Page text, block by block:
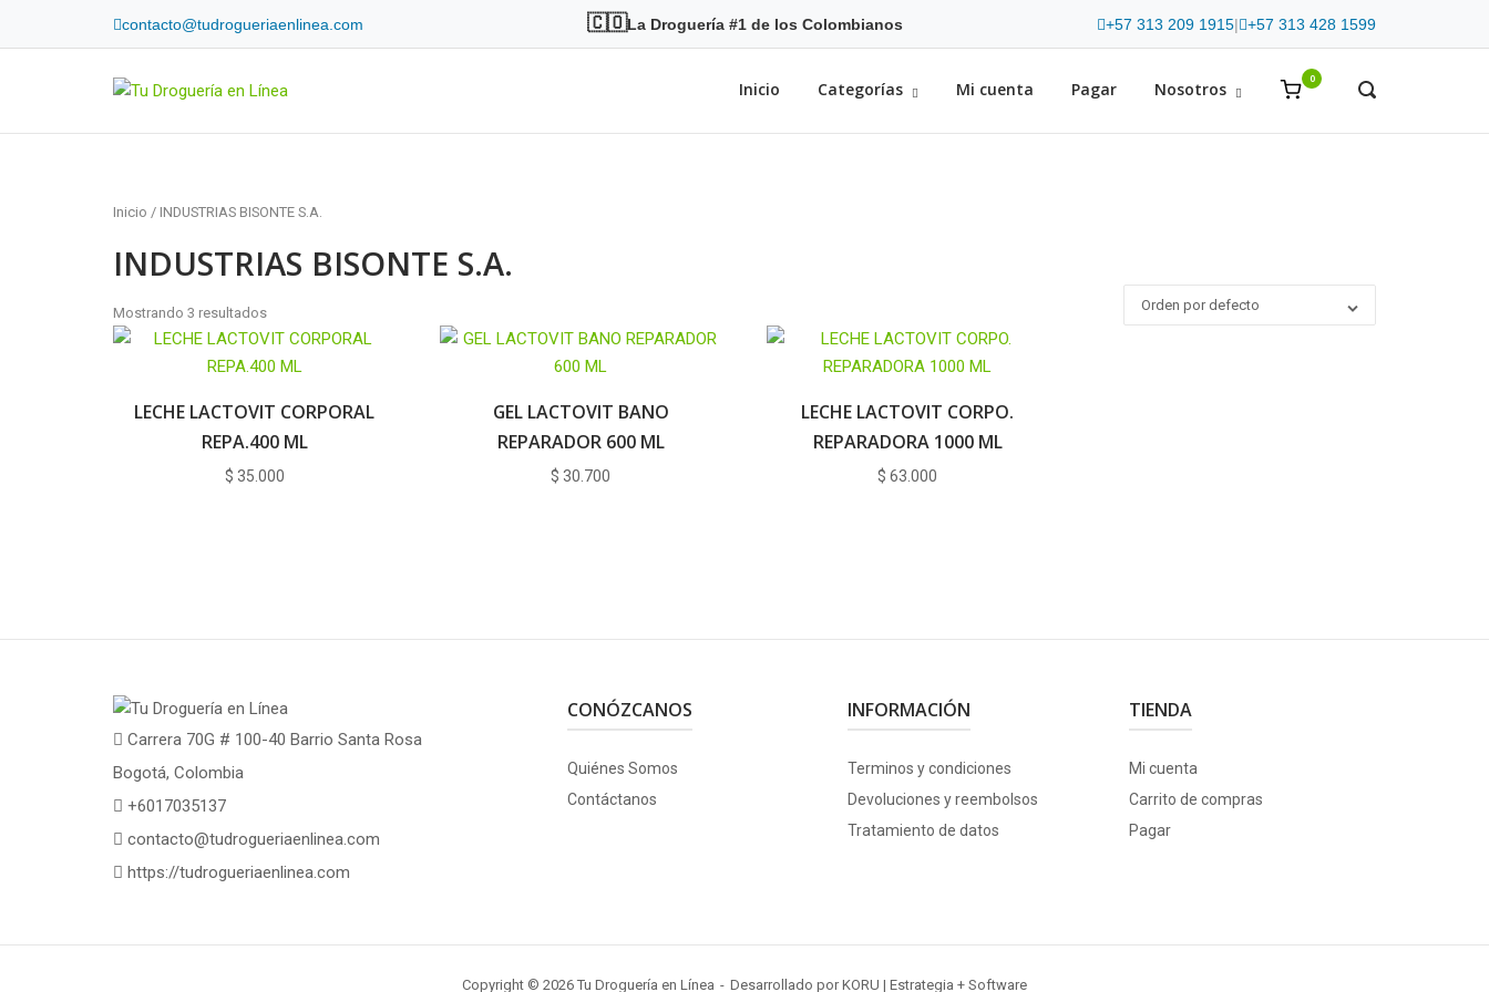
contacto@tudrogueriaenlinea.com 🇨🇴La Droguería #1 de los Colombianos +57 313 209 1915| +57 313 428 1599
Home Inicio Categorías Mi cuenta Pagar Nosotros
View
cart
0
OPEN
Inicio / INDUSTRIAS BISONTE S.A.
INDUSTRIAS BISONTE S.A.
Mostrando 3 resultados Orden por defecto
LECHE LACTOVIT CORPORAL
REPA.400 ML
$ 35.000
GEL LACTOVIT BANO
REPARADOR 600 ML
$ 30.700
LECHE LACTOVIT CORPO.
REPARADORA 1000 ML
$ 63.000
Carrera 70G # 100-40 Barrio Santa Rosa
Bogotá, Colombia
+6017035137
contacto@tudrogueriaenlinea.com
https://tudrogueriaenlinea.com
CONÓZCANOS
Quiénes Somos
Contáctanos
INFORMACIÓN
Terminos y condiciones
Devoluciones y reembolsos
Tratamiento de datos
TIENDA
Mi cuenta
Carrito de compras
Pagar
Copyright © 2026 Tu Droguería en Línea Desarrollado porKORU | Estrategia + Software